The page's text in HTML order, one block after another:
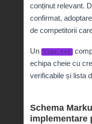
conținut relevant.
confirmat,
de competitorii
Un llms.txt
echipa cheie cu
verificabile și lista
Schema
implementare